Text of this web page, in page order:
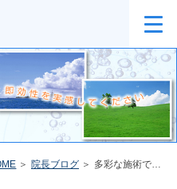
院長ブログ 多彩な施術で慢性的な頭痛に対処[江南市/接骨院/交通事故/施術］